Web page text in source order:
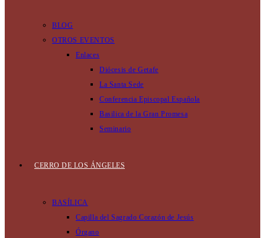
BLOG
OTROS EVENTOS
Enlaces
Diócesis de Getafe
La Santa Sede
Conferencia Episcopal Española
Basilica de la Gran Promesa
Seminario
CERRO DE LOS ÁNGELES
BASÍLICA
Capilla del Sagrado Corazón de Jesús
Órgano